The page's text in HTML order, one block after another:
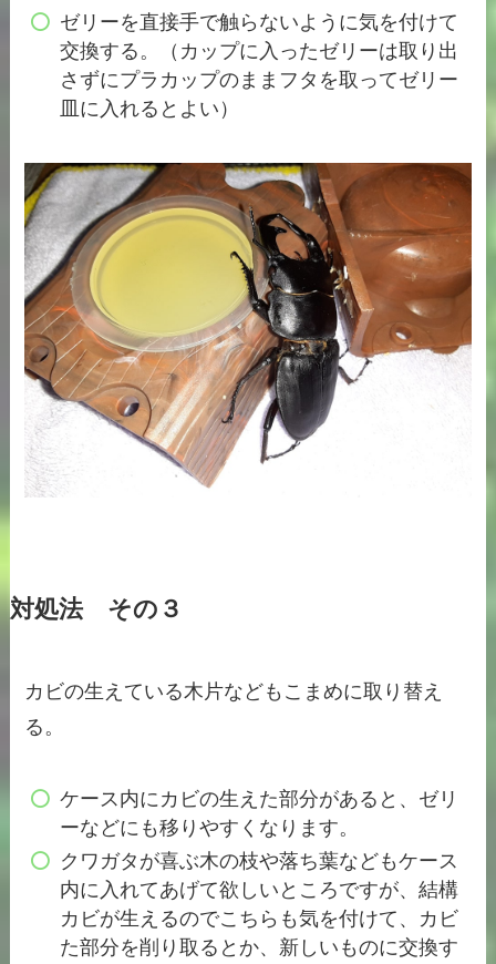
ゼリーを直接手で触らないように気を付けて
交換する。（カップに入ったゼリーは取り出
さずにプラカップのままフタを取ってゼリー
皿に入れるとよい）
対処法 その３
カビの生えている木片などもこまめに取り替え
る。
ケース内にカビの生えた部分があると、ゼリ
ーなどにも移りやすくなります。
クワガタが喜ぶ木の枝や落ち葉などもケース
内に入れてあげて欲しいところですが、結構
カビが生えるのでこちらも気を付けて、カビ
た部分を削り取るとか、新しいものに交換す